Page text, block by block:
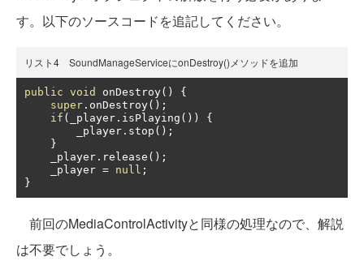
す。以下のソースコードを追記してください。
リスト4 SoundManageServiceにonDestroy()メソッドを追加
public void onDestroy()
{
super . onDestroy();
if ( _player . isPlaying ())
{
        _player
. stop ();
}
    _player
. release ();
    _player
= null ;
}
前回のMediaControlActivityと同様の処理なので、解説
は不要でしょう。